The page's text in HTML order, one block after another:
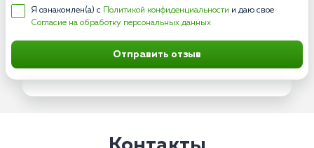
Я ознакомлен(а) с Политикой конфиденциальности и даю свое
Согласие на обработку персональных данных
Отправить отзыв